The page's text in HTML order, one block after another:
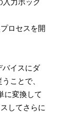
入力ボック
ロセスを開
バイスにダ
ことで、
に変換して
してさらに